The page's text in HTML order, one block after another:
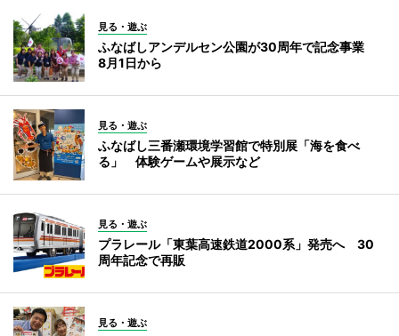
見る・遊ぶ
ふなばしアンデルセン公園が30周年で記念事業
8月1日から
見る・遊ぶ
ふなばし三番瀬環境学習館で特別展「海を食べ
る」 体験ゲームや展示など
見る・遊ぶ
プラレール「東葉高速鉄道2000系」発売へ 30
周年記念で再販
見る・遊ぶ